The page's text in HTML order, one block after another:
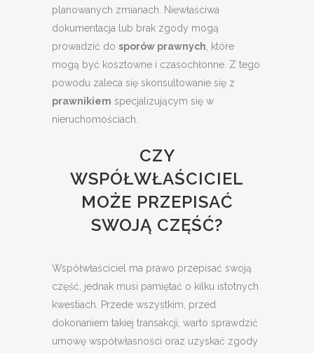
planowanych zmianach. Niewłaściwa
dokumentacja lub brak zgody mogą
prowadzić do sporów prawnych , które
mogą być kosztowne i czasochłonne. Z tego
powodu zaleca się skonsultowanie się z
prawnikiem specjalizującym się w
nieruchomościach.
CZY
WSPÓŁWŁAŚCICIEL
MOŻE PRZEPISAĆ
SWOJĄ CZĘŚĆ?
Współwłaściciel ma prawo przepisać swoją
część, jednak musi pamiętać o kilku istotnych
kwestiach. Przede wszystkim, przed
dokonaniem takiej transakcji, warto sprawdzić
umowę współwłasności oraz uzyskać zgody